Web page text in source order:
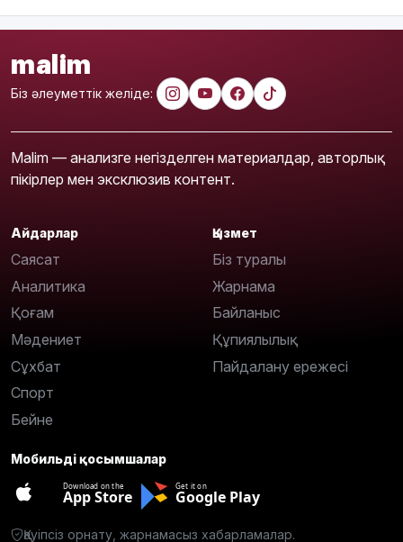
malim
Біз әлеуметтік желіде:
Malim — анализге негізделген материалдар, авторлық
пікірлер мен эксклюзив контент.
Айдарлар
Саясат
Аналитика
Қоғам
Мәдениет
Сұхбат
Спорт
Бейне
Қызмет
Біз туралы
Жарнама
Байланыс
Құпиялылық
Пайдалану ережесі
Мобильді қосымшалар
Download on the
App Store
Get it on
Google Play
Қауіпсіз орнату, жарнамасыз хабарламалар.